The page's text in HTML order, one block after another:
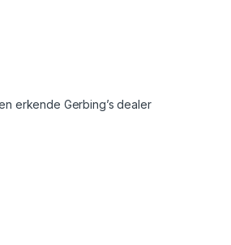
erkende Gerbing’s dealer